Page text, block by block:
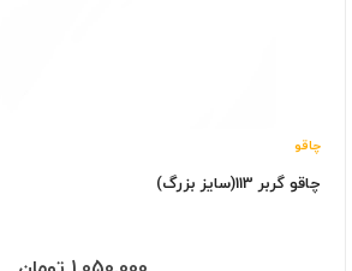
چاقو
چاقو گربر 113(سایز بزرگ)